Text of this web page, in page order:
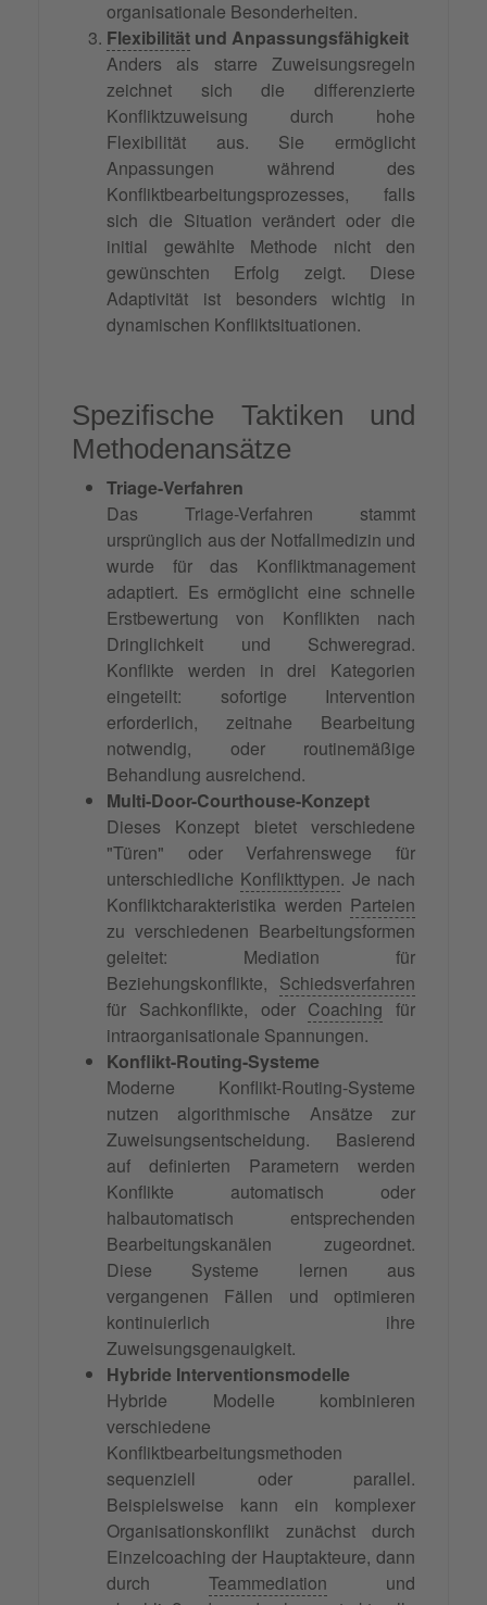
organisationale Besonderheiten.
Flexibilität und Anpassungsfähigkeit
Anders als starre Zuweisungsregeln
zeichnet sich die differenzierte
Konfliktzuweisung durch hohe
Flexibilität aus. Sie ermöglicht
Anpassungen während des
Konfliktbearbeitungsprozesses, falls
sich die Situation verändert oder die
initial gewählte Methode nicht den
gewünschten Erfolg zeigt. Diese
Adaptivität ist besonders wichtig in
dynamischen Konfliktsituationen.
Spezifische Taktiken und
Methodenansätze
Triage-Verfahren
Das Triage-Verfahren stammt
ursprünglich aus der Notfallmedizin und
wurde für das Konfliktmanagement
adaptiert. Es ermöglicht eine schnelle
Erstbewertung von Konflikten nach
Dringlichkeit und Schweregrad.
Konflikte werden in drei Kategorien
eingeteilt: sofortige Intervention
erforderlich, zeitnahe Bearbeitung
notwendig, oder routinemäßige
Behandlung ausreichend.
Multi-Door-Courthouse-Konzept
Dieses Konzept bietet verschiedene
"Türen" oder Verfahrenswege für
unterschiedliche Konflikttypen. Je nach
Konfliktcharakteristika werden Parteien
zu verschiedenen Bearbeitungsformen
geleitet: Mediation für
Beziehungskonflikte, Schiedsverfahren
für Sachkonflikte, oder Coaching für
intraorganisationale Spannungen.
Konflikt-Routing-Systeme
Moderne Konflikt-Routing-Systeme
nutzen algorithmische Ansätze zur
Zuweisungsentscheidung. Basierend
auf definierten Parametern werden
Konflikte automatisch oder
halbautomatisch entsprechenden
Bearbeitungskanälen zugeordnet.
Diese Systeme lernen aus
vergangenen Fällen und optimieren
kontinuierlich ihre
Zuweisungsgenauigkeit.
Hybride Interventionsmodelle
Hybride Modelle kombinieren
verschiedene
Konfliktbearbeitungsmethoden
sequenziell oder parallel.
Beispielsweise kann ein komplexer
Organisationskonflikt zunächst durch
Einzelcoaching der Hauptakteure, dann
durch Teammediation und